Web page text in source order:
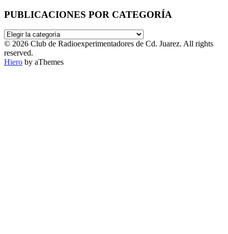
PUBLICACIONES POR CATEGORÍA
PUBLICACIONES
POR
CATEGORÍA
© 2026 Club de Radioexperimentadores de Cd. Juarez. All rights
reserved.
Hiero by aThemes